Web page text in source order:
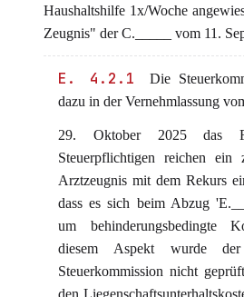
Haushaltshilfe 1x/Woche
Zeugnis" der C._____ vom 11.
E. 4.2.1
Die
dazu in der Vernehmlassung
29. Oktober 2025 das
Steuerpflichtigen reichen ein
Arztzeugnis mit dem Rekurs
dass es sich beim Abzug
um behinderungsbedingte
diesem Aspekt wurde
Steuerkommission nicht
den